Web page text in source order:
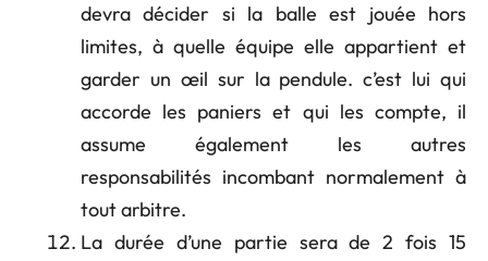
devra décider si la balle est jouée hors
limites, à quelle équipe elle appartient et
garder un œil sur la pendule. c’est lui qui
accorde les paniers et qui les compte, il
assume également les autres
responsabilités incombant normalement à
tout arbitre.
La durée d’une partie sera de 2 fois 15